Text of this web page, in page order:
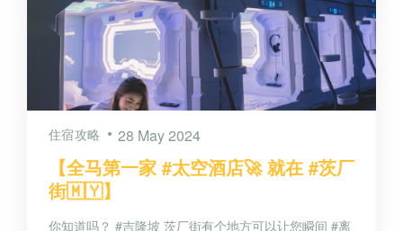
住宿攻略 28 May 2024
【全马第一家 #太空酒店🚀 就在 #茨厂
街🇲🇾】
你知道吗？ #吉隆坡 茨厂街有个地方可以让您瞬间 #离